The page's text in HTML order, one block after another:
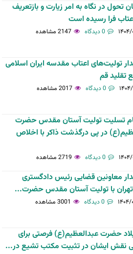
تحول در نگاه به امر زیارت و بازتعریف
فرا رسیده است
۱۳ 0 دیدگاه 2147 مشاهده
تولیت‌های اعتاب مقدسه ایران اسلامی
تقلید قم
۱۲ 0 دیدگاه 2017 مشاهده
تسلیت تولیت آستان مقدس حضرت
در پی درگذشت ذاکر با اخلاص
۱۹ 0 دیدگاه 2719 مشاهده
معاونین قضایی رئیس دادگستری
با تولیت آستان مقدس حضرت...
۰۸ 0 دیدگاه 3001 مشاهده
حضرت عبدالعظیم(ع) فرصتی برای
نقش ایشان در تثبیت مکتب تشیع در...